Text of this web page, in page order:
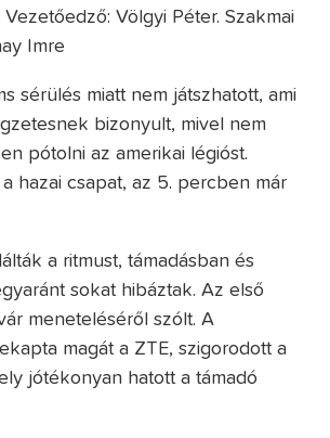
Vezetőedző: Völgyi Péter. Szakmai
Imre
sérülés miatt nem játszhatott, ami
bizonyult, mivel nem
pótolni az amerikai légióst.
hazai csapat, az 5. percben már
a ritmust, támadásban és
sokat hibáztak. Az első
meneteléséről szólt. A
magát a ZTE, szigorodott a
jótékonyan hatott a támadó